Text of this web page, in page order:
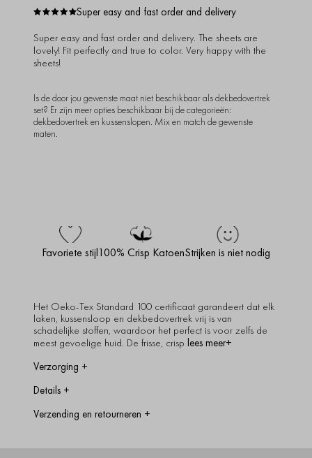
Super easy and fast order and delivery
Super easy and fast order and delivery. The sheets are
lovely! Fit perfectly and true to color. Very happy with the
sheets!
Is de door jou gewenste maat niet beschikbaar als dekbedovertrek
set? Er zijn meer opties beschikbaar bij de categorieën:
dekbedovertrek en kussenslopen. Mix en match de gewenste
maten.
Favoriete stijl100% Crisp KatoenStrijken is niet nodig
Het Oeko-Tex Standard 100 certificaat garandeert dat elk
laken, kussensloop en dekbedovertrek vrij is van
schadelijke stoffen, waardoor het perfect is voor zelfs de
meest gevoelige huid. De frisse, crisp lees meer+
Verzorging +
Max. op 60 graden wassen, kan in de droger, niet strijken.
Details +
40x140cm
1 Kussensloop
Verzending en retourneren +